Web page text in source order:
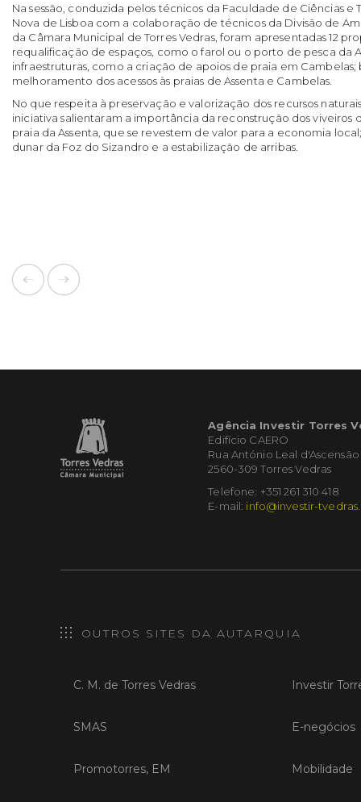
Na sessão, conduzida pelos técnicos da Faculdade de Ciências e
Nova de Lisboa com a colaboração de técnicos da Divisão de
da Câmara Municipal de Torres Vedras, foram apresentadas 12
requalificação de espaços, como o farol ou o porto de pesca da
infraestruturas, como a criação de apoios de praia em
melhoramento dos acessos às praias de Assenta e Cambelas.
No que respeita à preservação e valorização dos recursos
iniciativa salientaram a importância da reconstrução dos viveiros
praia da Assenta, que se revestem de valor para a economia
dunar da Foz do Sizandro e a estabilização de arribas.
Agência Investir Torres
Edifício CAERO
Rua António Leal d'Ascensão
2560-309 Torres Vedras
Telefone: +351 261 310 418
E-mail: info@investir-
OUTROS SITES DA AUTARQUIA
C. M. de Torres Vedras
SMAS
Promotorres, EM
Investir
E-negócios
Mobilidade